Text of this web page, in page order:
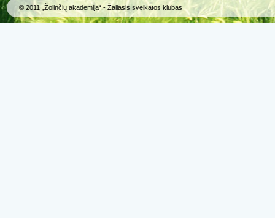
© 2011 „Žolinčių akademija“ - Žaliasis sveikatos klubas